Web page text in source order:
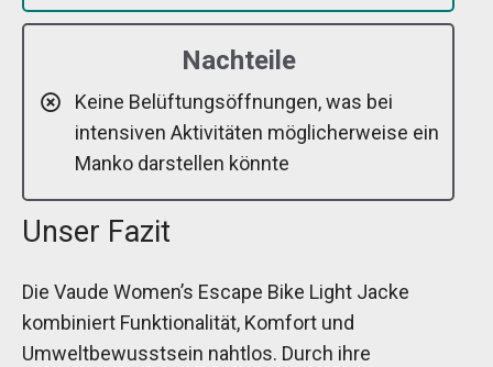
Nachteile
Keine Belüftungsöffnungen, was bei
intensiven Aktivitäten möglicherweise ein
Manko darstellen könnte
Unser Fazit
Die Vaude Women’s Escape Bike Light Jacke
kombiniert Funktionalität, Komfort und
Umweltbewusstsein nahtlos. Durch ihre